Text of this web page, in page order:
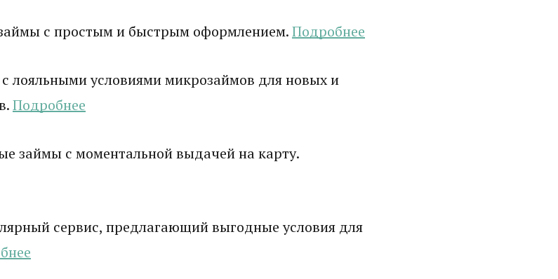
с простым и быстрым оформлением.Подробнее
лояльными условиями микрозаймов для новых и
Подробнее
займы с моментальной выдачей на карту.
сервис, предлагающий выгодные условия для